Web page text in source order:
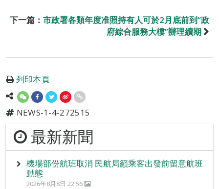
下一篇： 市政署各類年度准照持有人可於2月底前到“政
府綜合服務大樓”辦理續期
列印本頁
NEWS-1-4-272515
最新新聞
機場部份航班取消 民航局籲乘客出發前留意航班
動態
2026年8月8日 22:56